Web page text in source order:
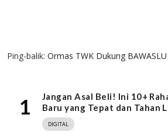
Ping-balik: Ormas TWK Dukung
1
Jangan Asal Beli! Ini 10+
Baru yang Tepat dan Tahan
DIGITAL